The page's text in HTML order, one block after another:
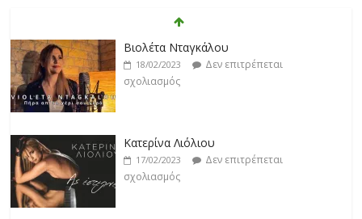
Βιολέτα Νταγκάλου
18/02/2023
Δεν επιτρέπεται
σχολιασμός
Κατερίνα Λιόλιου
17/02/2023
Δεν επιτρέπεται
σχολιασμός